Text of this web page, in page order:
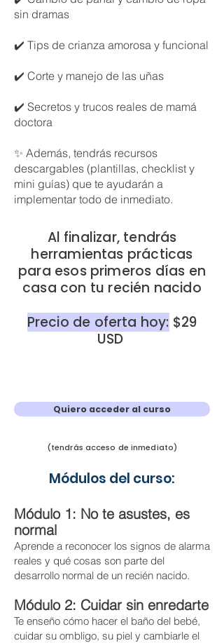
sin dramas
✔️ Tips de crianza amorosa y funcional
✔️ Corte y manejo de las uñas
✔️ Secretos y trucos reales de mamá
doctora
✨ Además, tendrás recursos
descargables (plantillas, checklist y
mini guías) que te ayudarán a
implementar todo de inmediato.
Al finalizar, tendrás
herramientas prácticas
para esos primeros días en
casa con tu recién nacido
Precio de oferta hoy: $29
USD
Quiero acceder al curso
(tendrás acceso de inmediato)
Módulos del curso:
Módulo 1: No te asustes, es
normal
Aprende a reconocer los signos de alarma
reales y qué cosas son parte del
desarrollo normal de un recién nacido.
Módulo 2: Cuidar sin enredarte
Te enseño cómo hacer el baño del bebé,
cuidar su ombligo, su piel y cambiarle el